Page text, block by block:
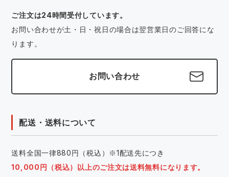
ご注文は24時間受付しています。
お問い合わせが土・日・祝日の場合は翌営業日のご回答にな
ります。
お問い合わせ
配送・送料について
送料全国一律880円（税込）※1配送先につき
10,000円（税込）以上のご注文は送料無料になります。